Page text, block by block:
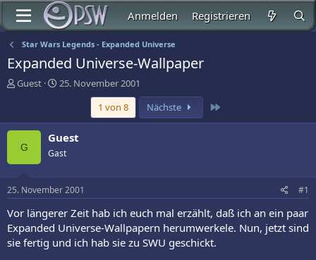
Anmelden Registrieren
Star Wars Legends - Expanded Universe
Expanded Universe-Wallpaper
E
t
e
Guest
E
t
e
l
l
m
25. November 2001
1 von 8
Nächste
G
Guest
Gast
25. November 2001 #1
Vor längerer Zeit hab ich euch mal erzählt, daß ich an ein paar
Expanded Universe-Wallpapern herumwerkele. Nun, jetzt sind
sie fertig und ich hab sie zu SWU geschickt.